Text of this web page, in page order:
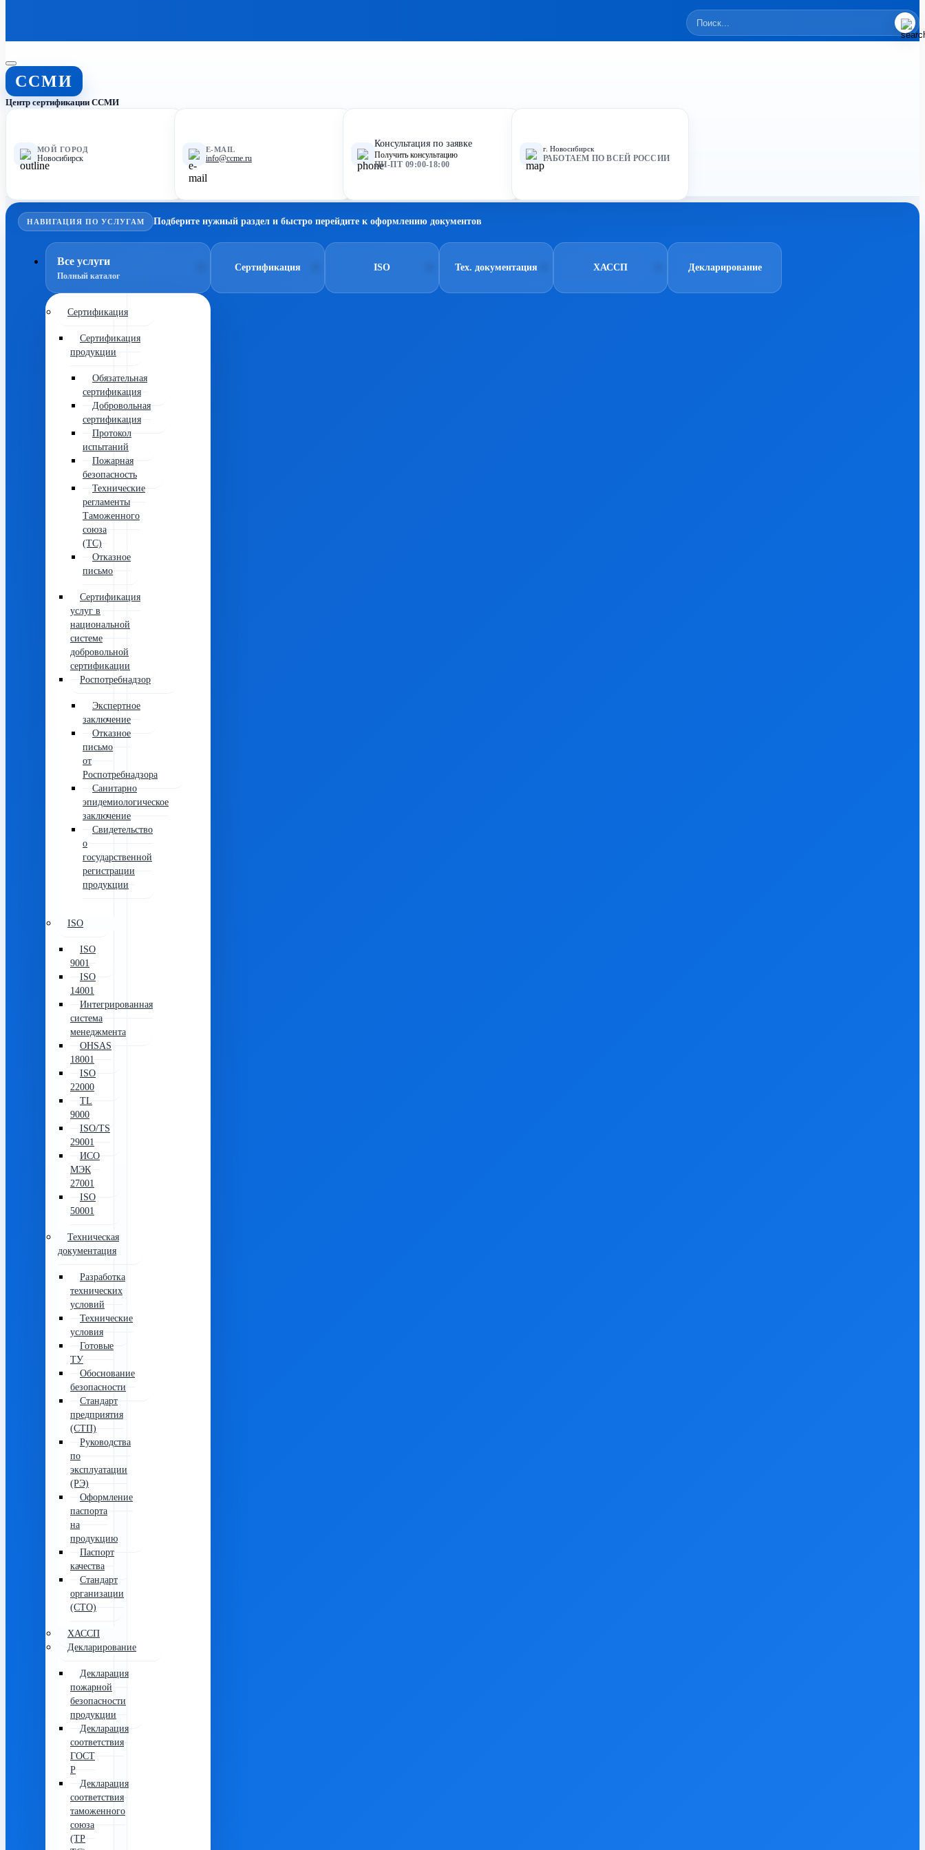
ССМИ
Центр сертификации ССМИ
МОЙ ГОРОД
Новосибирск
E-MAIL
info@ccme.ru
Консультация по заявке
Получить консультацию
ПН-ПТ 09:00-18:00
г. Новосибирск
РАБОТАЕМ ПО ВСЕЙ РОССИИ
НАВИГАЦИЯ ПО УСЛУГАМ Подберите нужный раздел и быстро перейдите к оформлению документов
Все услуги
Полный каталог
Сертификация
Сертификация
продукции
Обязательная
сертификация
Добровольная
сертификация
Протокол
испытаний
Пожарная
безопасность
Технические
регламенты
Таможенного
союза
(ТС)
Отказное
письмо
Сертификация
услуг в
национальной
системе
добровольной
сертификации
Роспотребнадзор
Экспертное
заключение
Отказное
письмо
от
Роспотребнадзора
Санитарно
эпидемиологическое
заключение
Свидетельство
о
государственной
регистрации
продукции
ISO
ISO
9001
ISO
14001
Интегрированная
система
менеджмента
OHSAS
18001
ISO
22000
TL
9000
ISO/TS
29001
ИСО
МЭК
27001
ISO
50001
Техническая
документация
Разработка
технических
условий
Технические
условия
Готовые
ТУ
Обоснование
безопасности
Стандарт
предприятия
(СТП)
Руководства
по
эксплуатации
(РЭ)
Оформление
паспорта
на
продукцию
Паспорт
качества
Стандарт
организации
(СТО)
ХАССП
Декларирование
Декларация
пожарной
безопасности
продукции
Декларация
соответствия
ГОСТ
Р
Декларация
соответствия
таможенного
союза
(ТР
Сертификация ISO Тех. документация ХАССП Декларирование